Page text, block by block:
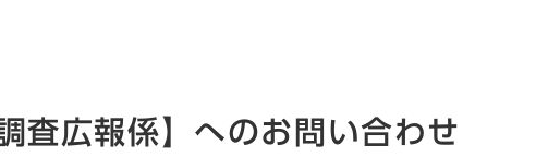
査広報係】へのお問い合わせ